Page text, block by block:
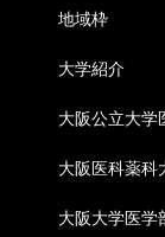
地域枠
大学紹介
大阪公立大学
大阪医科薬科
大阪大学医学